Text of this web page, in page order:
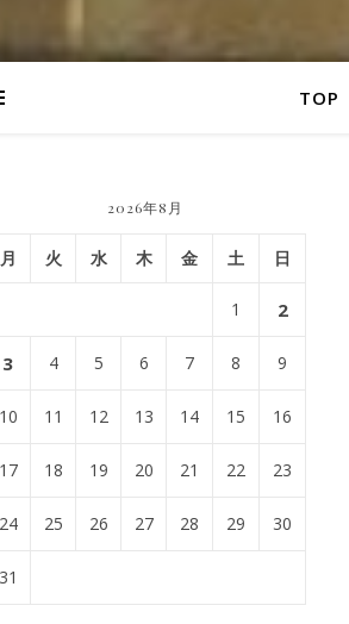
TOP
2026年8月
月 火 水 木 金 土 日
1 2
3 4 5 6 7 8 9
10 11 12 13 14 15 16
17 18 19 20 21 22 23
24 25 26 27 28 29 30
31